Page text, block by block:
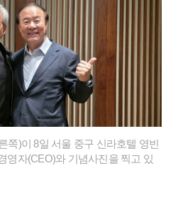
쪽)이 8일 서울 중구 신라호텔 영빈
영자(CEO)와 기념사진을 찍고 있